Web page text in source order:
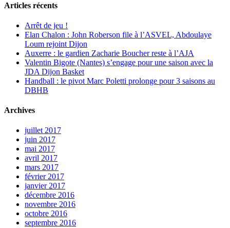
Articles récents
Arrêt de jeu !
Elan Chalon : John Roberson file à l’ASVEL, Abdoulaye
Loum rejoint Dijon
Auxerre : le gardien Zacharie Boucher reste à l’AJA
Valentin Bigote (Nantes) s’engage pour une saison avec la
JDA Dijon Basket
Handball : le pivot Marc Poletti prolonge pour 3 saisons au
DBHB
Archives
juillet 2017
juin 2017
mai 2017
avril 2017
mars 2017
février 2017
janvier 2017
décembre 2016
novembre 2016
octobre 2016
septembre 2016